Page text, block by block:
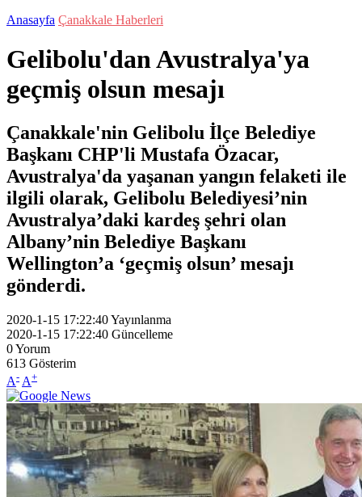
Anasayfa Çanakkale Haberleri
Gelibolu'dan Avustralya'ya
geçmiş olsun mesajı
Çanakkale'nin Gelibolu İlçe Belediye
Başkanı CHP'li Mustafa Özacar,
Avustralya'da yaşanan yangın felaketi ile
ilgili olarak, Gelibolu Belediyesi’nin
Avustralya’daki kardeş şehri olan
Albany’nin Belediye Başkanı
Wellington’a ‘geçmiş olsun’ mesajı
gönderdi.
2020-1-15 17:22:40Yayınlanma
2020-1-15 17:22:40 Güncelleme
0Yorum
613 Gösterim
A- A+